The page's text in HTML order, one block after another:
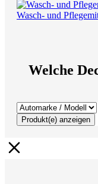
Wasch- und
Welche
Produkt(e) anzeigen